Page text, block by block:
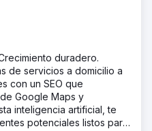
duradero.
de servicios a domicilio a
con un SEO que
Google Maps y
inteligencia artificial, te
potenciales listos para